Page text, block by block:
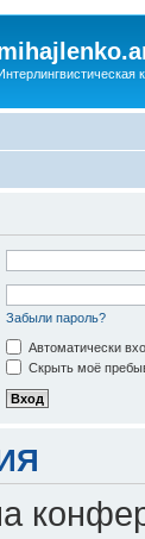
Забыли пароль?
Автоматически
Скрыть моё